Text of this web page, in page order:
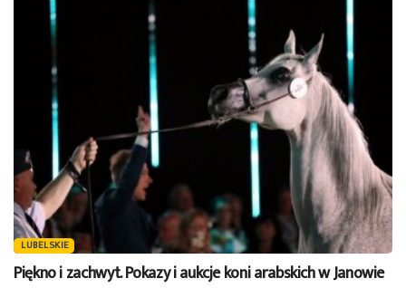
LUBELSKIE
Piękno i zachwyt. Pokazy i aukcje koni arabskich w Janowie